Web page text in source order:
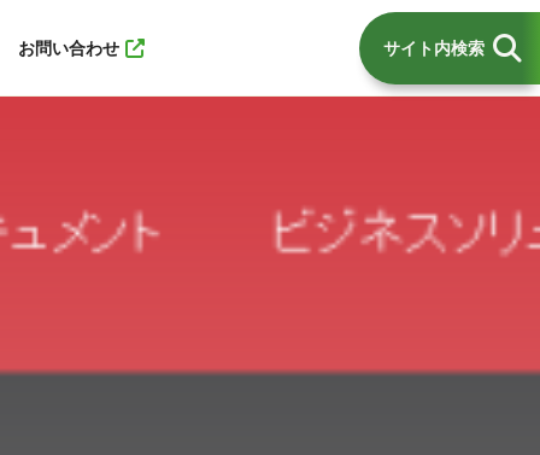
お問い合わせ サイト内検索